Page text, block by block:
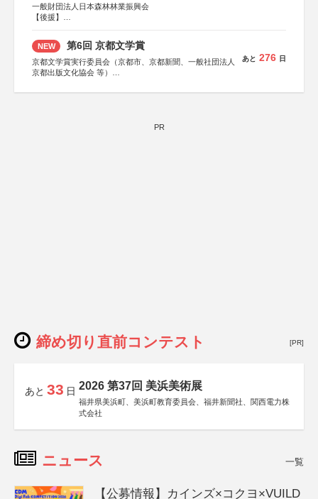
一般財団法人日本森林林業振興会
【後援】
会、森林火災対策協会
NEW 第6回 京都文学賞
京都文学賞実行委員会（京都市、京都新聞、一般社団法人
京都出版文化協会 等）
KADOKAWA、河出書房新社、幻冬舎、講談社、光文社、
あと 276 日
PR
締め切り直前コンテスト [PR]
あと 33 日 2026 第37回 美浜美術展
福井県美浜町、美浜町教育委員会、福井新聞社、関西電力株
式会社
ニュース 一覧
【公募情報】カインズ×コクヨ×VUILD